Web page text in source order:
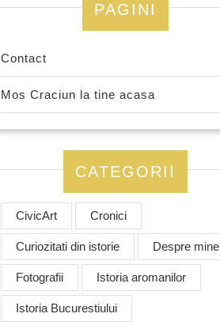
PAGINI
Contact
Mos Craciun la tine acasa
CATEGORII
CivicArt Cronici
Curiozitati din istorie Despre mine
Fotografii Istoria aromanilor
Istoria Bucurestiului